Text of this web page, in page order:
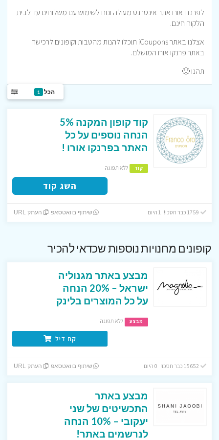
לפרנדו אורו אתר אינטרנט מעולה ונוח לשימוש עם משלוחים עד לבית
הלקוח חינם.
אצלנו באתר iCoupons תוכלו להנות מהטבות וקופונים לרכישה
באתר פרנקו אורו המושלם.
תהנו 🙂
הכל 1
קוד קופון המקנה 5%
הנחה נוספים על כל
האתר בפרנקו אורו !
קוד ללא תפוגה
השג קוד
שיתוף בוואטסאפ העתק URL
קופונים מחנויות נוספות שכדאי להכיר
מבצע באתר מגנוליה
ישראל – 20% הנחה
על כל המוצרים בלינק
מבצע ללא תפוגה
קח דיל
שיתוף בוואטסאפ העתק URL
מבצע באתר
התכשיטים של שני
יעקובי – 10% הנחה
לנרשמים באתר!